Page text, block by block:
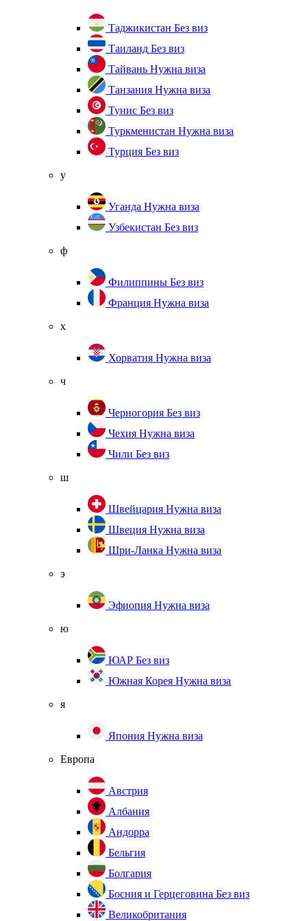
Таджикистан Без виз
Таиланд Без виз
Тайвань Нужна виза
Танзания Нужна виза
Тунис Без виз
Туркменистан Нужна виза
Турция Без виз
у
Уганда Нужна виза
Узбекистан Без виз
ф
Филиппины Без виз
Франция Нужна виза
х
Хорватия Нужна виза
ч
Черногория Без виз
Чехия Нужна виза
Чили Без виз
ш
Швейцария Нужна виза
Швеция Нужна виза
Шри-Ланка Нужна виза
э
Эфиопия Нужна виза
ю
ЮАР Без виз
Южная Корея Нужна виза
я
Япония Нужна виза
Европа
Австрия
Албания
Андорра
Бельгия
Болгария
Босния и Герцеговина Без виз
Великобритания